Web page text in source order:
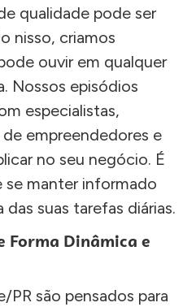
qualidade pode ser
nisso, criamos
ouvir em qualquer
Nossos episódios
especialistas,
empreendedores e
no seu negócio. É
se manter informado
suas tarefas diárias.
Forma Dinâmica e
PR são pensados para